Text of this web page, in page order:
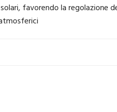
favorendo la regolazione